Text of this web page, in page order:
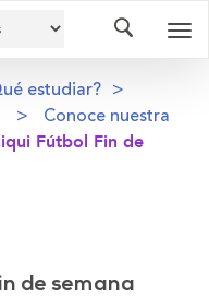
estudiar?
Conoce nuestra
Fútbol Fin de
de semana